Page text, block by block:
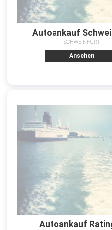
Autoankauf
SCHWEINFURT
Ansehen
Autoankauf